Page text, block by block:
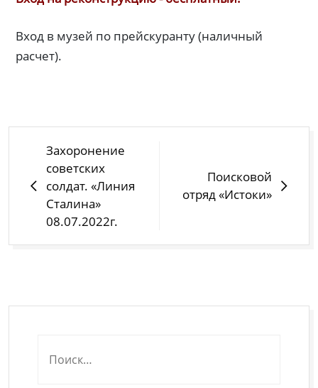
Вход в музей по прейскуранту (наличный
расчет).
Захоронение
советских
солдат. «Линия
Сталина»
08.07.2022г.
Поисковой
отряд «Истоки»